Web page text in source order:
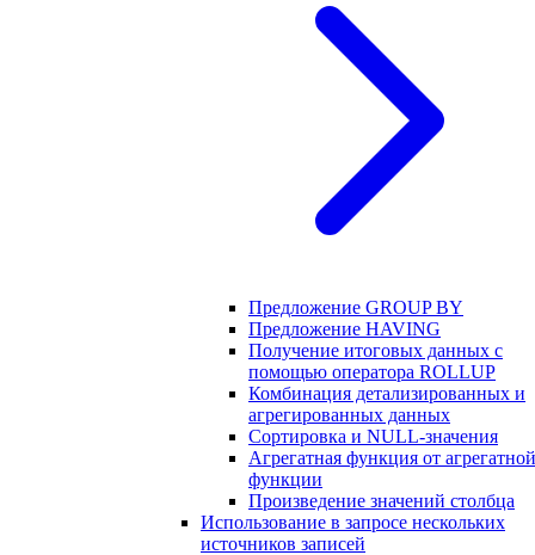
Предложение GROUP BY
Предложение HAVING
Получение итоговых данных с
помощью оператора ROLLUP
Комбинация детализированных и
агрегированных данных
Сортировка и NULL-значения
Агрегатная функция от агрегатной
функции
Произведение значений столбца
Использование в запросе нескольких
источников записей